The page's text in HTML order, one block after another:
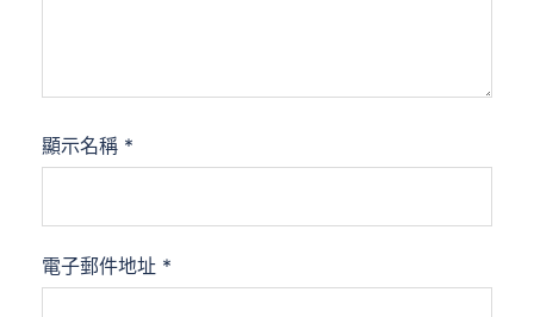
顯示名稱 *
電子郵件地址 *